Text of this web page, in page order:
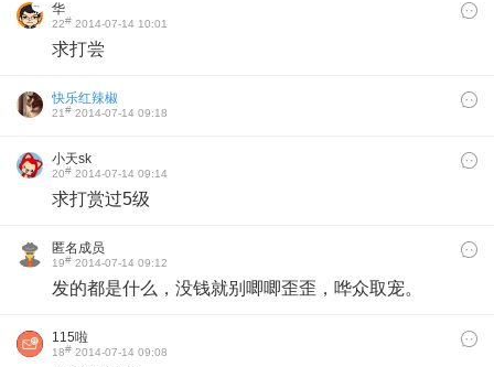
华
22# 2014-07-14 10:01
求打尝
快乐红辣椒
21# 2014-07-14 09:18
小天sk
20# 2014-07-14 09:14
求打赏过5级
匿名成员
19# 2014-07-14 09:12
发的都是什么，没钱就别唧唧歪歪，哗众取宠。
115啦
18# 2014-07-14 09:08